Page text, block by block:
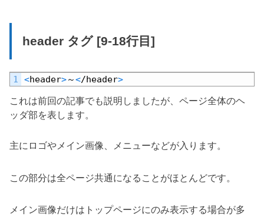
header タグ[9-18行目]
1 <header>～</header>
これは前回の記事でも説明しましたが、ページ全体のヘ
ッダ部を表します。
主にロゴやメイン画像、メニューなどが入ります。
この部分は全ページ共通になることがほとんどです。
メイン画像だけはトップページにのみ表示する場合が多